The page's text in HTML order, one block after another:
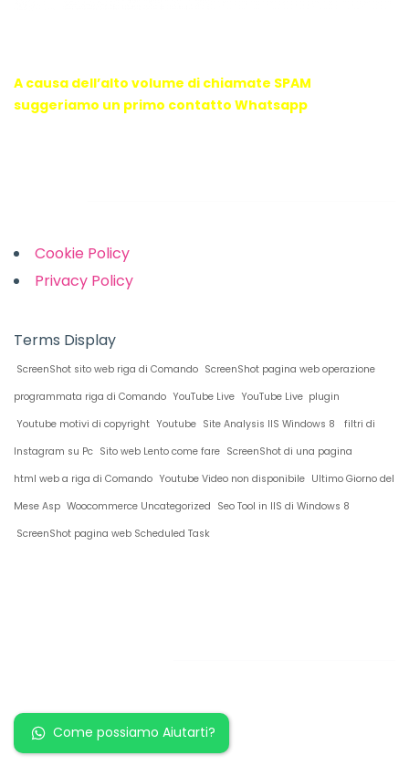
A causa dell’alto volume di chiamate SPAM
suggeriamo un primo contatto Whatsapp
Cookie Policy
Privacy Policy
Terms Display
ScreenShot sito web riga di Comando ScreenShot pagina web operazione
programmata riga di Comando YouTube Live YouTube Live plugin
Youtube motivi di copyright Youtube Site Analysis IIS Windows 8
filtri di
Instagram su Pc Sito web Lento come fare ScreenShot di una pagina
html web a riga di Comando Youtube Video non disponibile Ultimo Giorno del
Mese Asp Woocommerce Uncategorized Seo Tool in IIS di Windows 8
ScreenShot pagina web Scheduled Task
Come possiamo Aiutarti?